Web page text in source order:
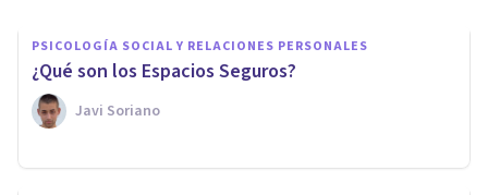
PSICOLOGÍA SOCIAL Y RELACIONES PERSONALES
¿Qué son los Espacios Seguros?
Javi Soriano